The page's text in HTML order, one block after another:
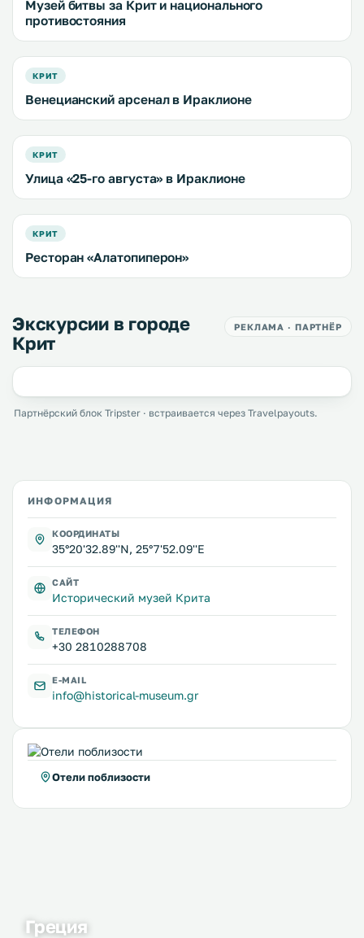
Музей битвы за Крит и национального
противостояния
КРИТ
Венецианский арсенал в Ираклионе
КРИТ
Улица «25-го августа» в Ираклионе
КРИТ
Ресторан «Алатопиперон»
Экскурсии в городе
Крит
РЕКЛАМА · ПАРТНЁР
Партнёрский блок Tripster · встраивается через Travelpayouts.
ИНФОРМАЦИЯ
КООРДИНАТЫ
35°20'32.89''N, 25°7'52.09''E
САЙТ
Исторический музей Крита
ТЕЛЕФОН
+30 2810288708
E-MAIL
info@historical-museum.gr
Отели поблизости
Греция